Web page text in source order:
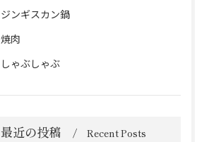
ジンギスカン鍋
焼肉
しゃぶしゃぶ
最近の投稿 Recent Posts